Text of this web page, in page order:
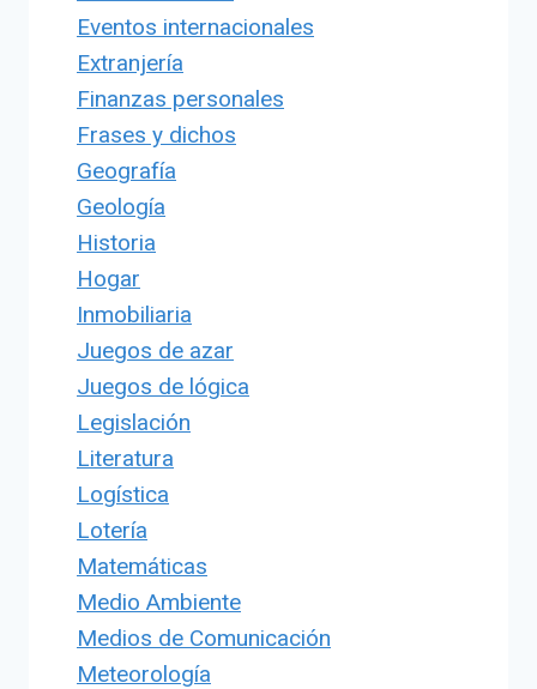
Eventos internacionales
Extranjería
Finanzas personales
Frases y dichos
Geografía
Geología
Historia
Hogar
Inmobiliaria
Juegos de azar
Juegos de lógica
Legislación
Literatura
Logística
Lotería
Matemáticas
Medio Ambiente
Medios de Comunicación
Meteorología